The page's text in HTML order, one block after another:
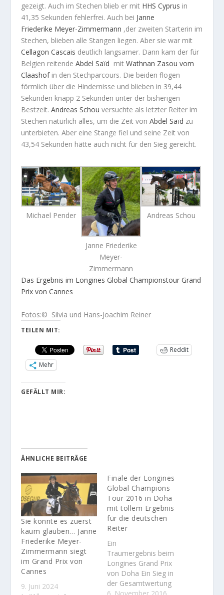
gezeigt. Auch im Stechen blieb er mit HHS Cyprus in
41,35 Sekunden fehlerfrei. Auch bei Janne
Friederike Meyer-Zimmermann ,der zweiten Starterin im
Stechen, blieben alle Stangen liegen. Aber sie war mit
Cellagon Cascais deutlich langsamer. Dann kam der für
Belgien reitendeAbdel Saïd mitWathnan Zasou vom
Claashofin den Stechparcours. Die beiden flogen
förmlich über die Hindernisse und blieben in 39,44
Sekunden knapp 2 Sekunden unter der bisherigen
Bestzeit.Andreas Schou versuchte als letzter Reiter im
Stechen natürlich alles, um die Zeit vonAbdel Saïd zu
unterbieten. Aber eine Stange fiel und seine Zeit von
43,54 Sekunden hätte auch nicht für den Sieg gereicht.
Michael Pender
Janne Friederike
Meyer-
Zimmermann
Andreas Schou
Das Ergebnis im Longines Global Championstour Grand
Prix von Cannes
Fotos:© Silvia und Hans-Joachim Reiner
TEILEN MIT:
Reddit
Mehr
GEFÄLLT MIR:
ÄHNLICHE BEITRÄGE
Sie konnte es zuerst
kaum glauben… Janne
Friederike Meyer-
Zimmermann siegt
im Grand Prix von
Cannes
9. Juni 2024
Finale der Longines
Global Champions
Tour 2016 in Doha
mit tollem Ergebnis
für die deutschen
Reiter
Ein
Traumergebnis beim
Longines Grand Prix
von Doha Ein Sieg in
der Gesamtwertung
der Longines Global
6. November 2016